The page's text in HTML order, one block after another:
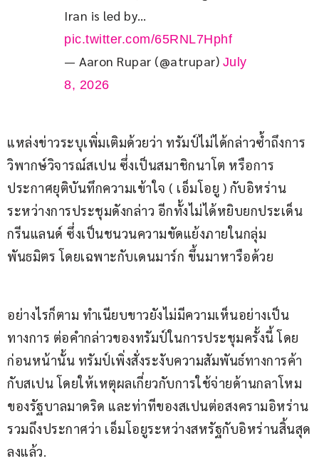
Iran is led by…
pic.twitter.com/65RNL7Hphf
— Aaron Rupar (@atrupar) July
8, 2026
แหล่งข่าวระบุเพิ่มเติมด้วยว่า ทรัมป์ไม่ได้กล่าวซ้ำถึงการ
วิพากษ์วิจารณ์สเปน ซึ่งเป็นสมาชิกนาโต หรือการ
ประกาศยุติบันทึกความเข้าใจ ( เอ็มโอยู ) กับอิหร่าน
ระหว่างการประชุมดังกล่าว อีกทั้งไม่ได้หยิบยกประเด็น
กรีนแลนด์ ซึ่งเป็นชนวนความขัดแย้งภายในกลุ่ม
พันธมิตร โดยเฉพาะกับเดนมาร์ก ขึ้นมาหารือด้วย
อย่างไรก็ตาม ทำเนียบขาวยังไม่มีความเห็นอย่างเป็น
ทางการ ต่อคำกล่าวของทรัมป์ในการประชุมครั้งนี้ โดย
ก่อนหน้านั้น ทรัมป์เพิ่งสั่งระงับความสัมพันธ์ทางการค้า
กับสเปน โดยให้เหตุผลเกี่ยวกับการใช้จ่ายด้านกลาโหม
ของรัฐบาลมาดริด และท่าทีของสเปนต่อสงครามอิหร่าน
รวมถึงประกาศว่า เอ็มโอยูระหว่างสหรัฐกับอิหร่านสิ้นสุด
ลงแล้ว.